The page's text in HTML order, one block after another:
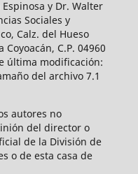
y Dr. Walter
Sociales y
Calz. del Hueso
C.P. 04960
última modificación:
del archivo 7.1
autores no
del director o
de la División de
o de esta casa de